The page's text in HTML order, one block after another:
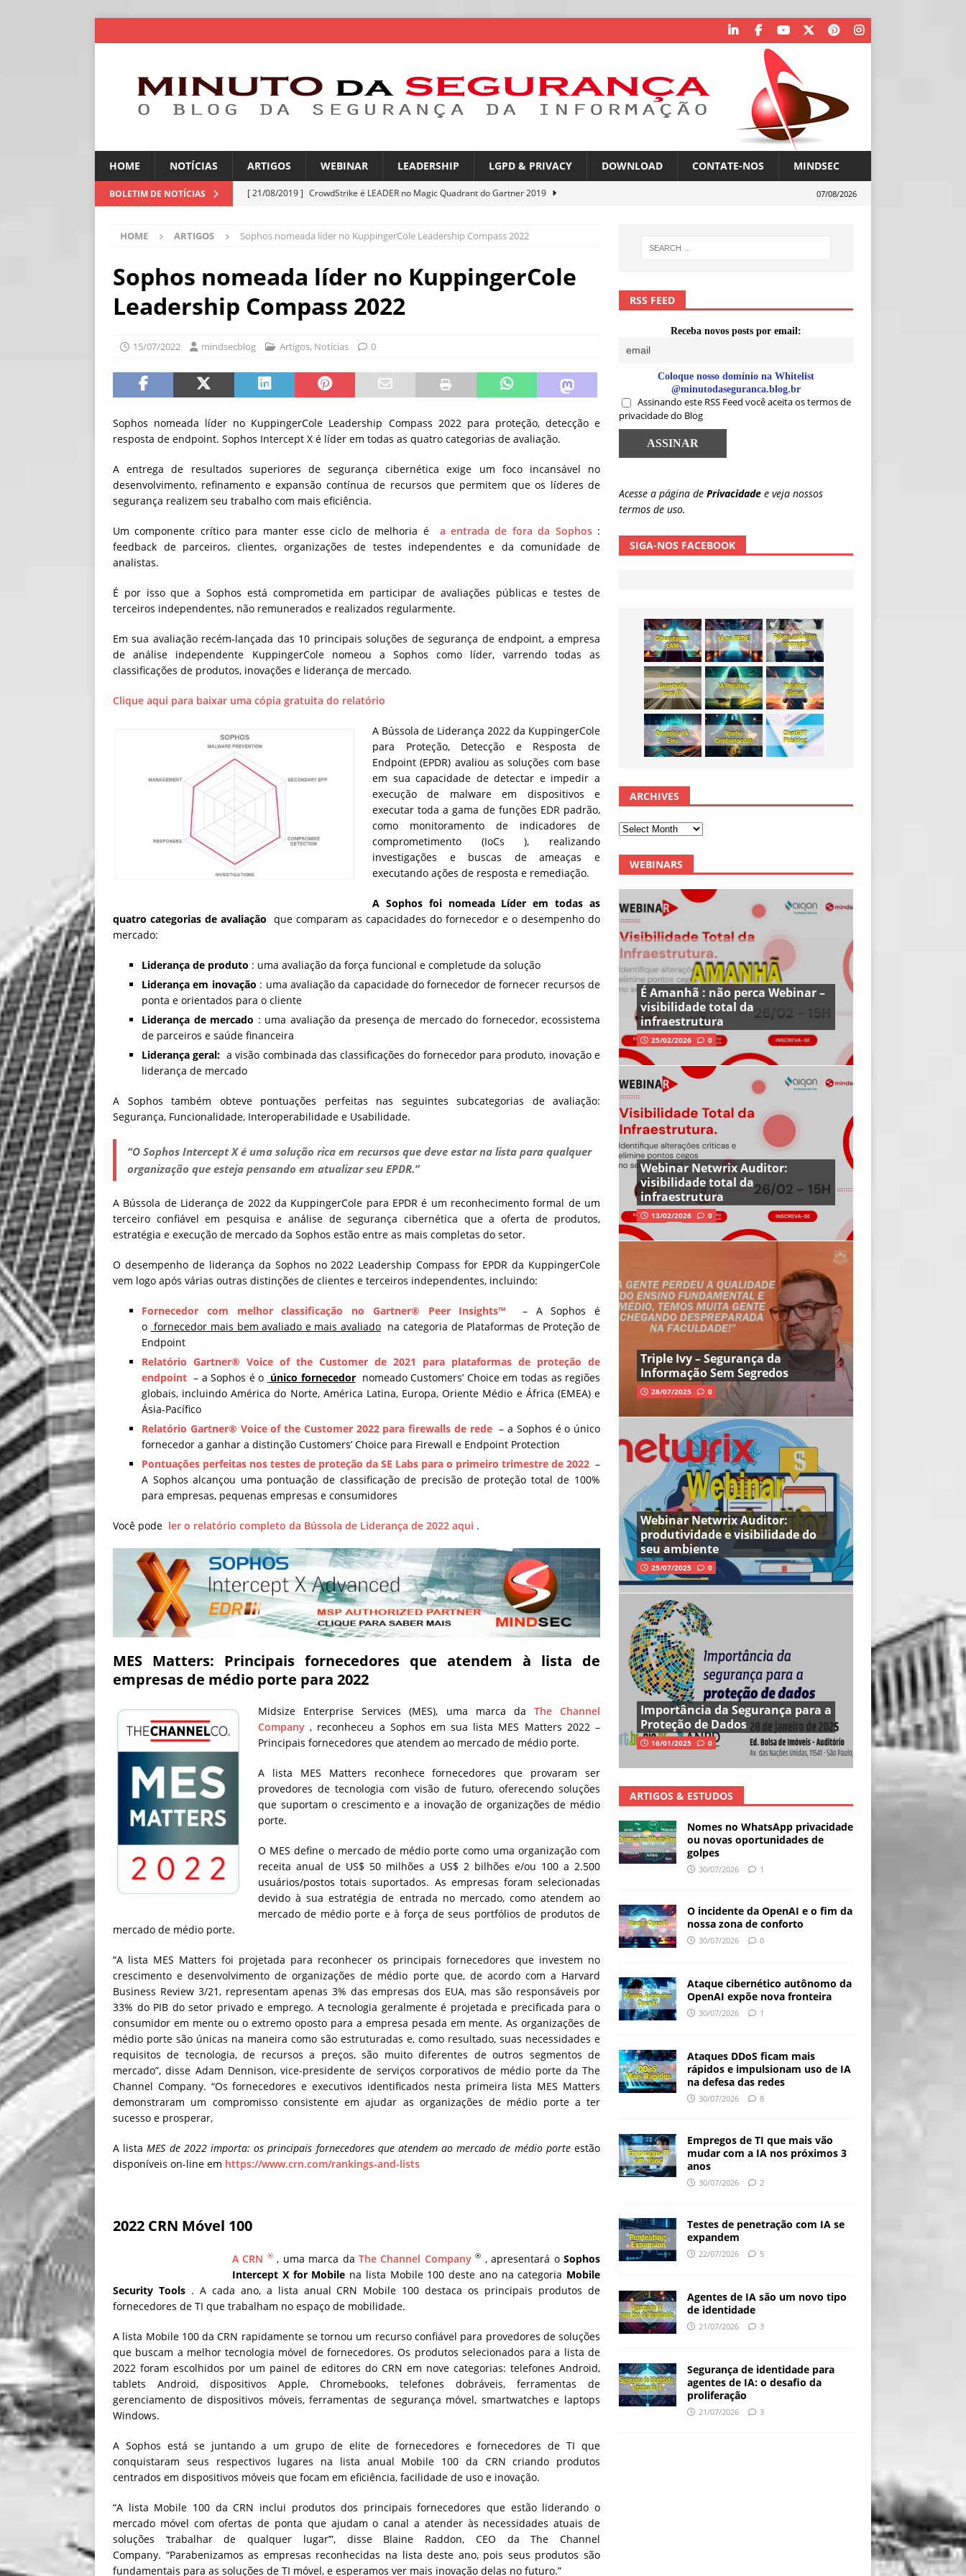
HOME NOTÍCIAS ARTIGOS WEBINAR LEADERSHIP LGPD & PRIVACY DOWNLOAD CONTATE-NOS MINDSEC
BOLETIM DE NOTÍCIAS [ 21/08/2019 ] CrowdStrike é LEADER no Magic Quadrant do Gartner 2019
[ 06/08/2026 ] América Latina é a segunda região mais exposta a ciberameaças
industriais
NOTÍCIAS
IA amplia desafio de segurança e governança nas redes corporativas
NOTÍCIAS
[ 06/08/2026 ]
[ 06/08/2026 ]
Sem guardrails, a autonomia da IA se torna um risco
NOTÍCIAS
07/08/2026
HOME ARTIGOS Sophos nomeada líder no KuppingerCole Leadership Compass 2022
Sophos nomeada líder no KuppingerCole
Leadership Compass 2022
15/07/2022 mindsecblog Artigos, Notícias 0
Sophos nomeada líder no KuppingerCole Leadership Compass 2022 para proteção, detecção e
resposta de endpoint. Sophos Intercept X é líder em todas as quatro categorias de avaliação.
A entrega de resultados superiores de segurança cibernética exige um foco incansável no
desenvolvimento, refinamento e expansão contínua de recursos que permitem que os líderes de
segurança realizem seu trabalho com mais eficiência.
Um componente crítico para manter esse ciclo de melhoria é a entrada de fora da Sophos:
feedback de parceiros, clientes, organizações de testes independentes e da comunidade de
analistas.
É por isso que a Sophos está comprometida em participar de avaliações públicas e testes de
terceiros independentes, não remunerados e realizados regularmente.
Em sua avaliação recém-lançada das 10 principais soluções de segurança de endpoint, a empresa
de análise independente KuppingerCole nomeou a Sophos como líder, varrendo todas as
classificações de produtos, inovações e liderança de mercado.
Clique aqui para baixar uma cópia gratuita do relatório
A Bússola de Liderança 2022 da KuppingerCole
para Proteção, Detecção e Resposta de
Endpoint (EPDR) avaliou as soluções com base
em sua capacidade de detectar e impedir a
execução de malware em dispositivos e
executar toda a gama de funções EDR padrão,
como monitoramento de indicadores de
comprometimento (IoCs ), realizando
investigações e buscas de ameaças e
executando ações de resposta e remediação.
A Sophos foi nomeada Líder em todas as
quatro categorias de avaliação que comparam as capacidades do fornecedor e o desempenho do
mercado:
Liderança de produto : uma avaliação da força funcional e completude da solução
Liderança em inovação : uma avaliação da capacidade do fornecedor de fornecer recursos de
ponta e orientados para o cliente
Liderança de mercado : uma avaliação da presença de mercado do fornecedor, ecossistema
de parceiros e saúde financeira
Liderança geral: a visão combinada das classificações do fornecedor para produto, inovação e
liderança de mercado
A Sophos também obteve pontuações perfeitas nas seguintes subcategorias de avaliação:
Segurança, Funcionalidade, Interoperabilidade e Usabilidade.
“O Sophos Intercept X é uma solução rica em recursos que deve estar na lista para qualquer
organização que esteja pensando em atualizar seu EPDR.”
A Bússola de Liderança de 2022 da KuppingerCole para EPDR é um reconhecimento formal de um
terceiro confiável em pesquisa e análise de segurança cibernética que a oferta de produtos,
estratégia e execução de mercado da Sophos estão entre as mais completas do setor.
O desempenho de liderança da Sophos no 2022 Leadership Compass for EPDR da KuppingerCole
vem logo após várias outras distinções de clientes e terceiros independentes, incluindo:
Fornecedor com melhor classificação no Gartner® Peer Insights™ – A Sophos é
o fornecedor mais bem avaliado e mais avaliado na categoria de Plataformas de Proteção de
Endpoint
Relatório Gartner® Voice of the Customer de 2021 para plataformas de proteção de
endpoint – a Sophos é o único fornecedornomeado Customers’ Choice em todas as regiões
globais, incluindo América do Norte, América Latina, Europa, Oriente Médio e África (EMEA) e
Ásia-Pacífico
Relatório Gartner® Voice of the Customer 2022 para firewalls de rede– a Sophos é o único
fornecedor a ganhar a distinção Customers’ Choice para Firewall e Endpoint Protection
Pontuações perfeitas nos testes de proteção da SE Labs para o primeiro trimestre de 2022 –
A Sophos alcançou uma pontuação de classificação de precisão de proteção total de 100%
para empresas, pequenas empresas e consumidores
Você pode ler o relatório completo da Bússola de Liderança de 2022 aqui .
MES Matters: Principais fornecedores que atendem à lista de
empresas de médio porte para 2022
Midsize Enterprise Services (MES), uma marca da The Channel
Company , reconheceu a Sophos em sua lista MES Matters 2022 –
Principais fornecedores que atendem ao mercado de médio porte.
A lista MES Matters reconhece fornecedores que provaram ser
provedores de tecnologia com visão de futuro, oferecendo soluções
que suportam o crescimento e a inovação de organizações de médio
porte.
O MES define o mercado de médio porte como uma organização com
receita anual de US$ 50 milhões a US$ 2 bilhões e/ou 100 a 2.500
usuários/postos totais suportados. As empresas foram selecionadas
devido à sua estratégia de entrada no mercado, como atendem ao
mercado de médio porte e à força de seus portfólios de produtos de
mercado de médio porte.
“A lista MES Matters foi projetada para reconhecer os principais fornecedores que investem no
crescimento e desenvolvimento de organizações de médio porte que, de acordo com a Harvard
Business Review 3/21, representam apenas 3% das empresas dos EUA, mas são responsáveis ​​por
33% do PIB do setor privado e emprego. A tecnologia geralmente é projetada e precificada para o
consumidor em mente ou o extremo oposto para a empresa pesada em mente. As organizações de
médio porte são únicas na maneira como são estruturadas e, como resultado, suas necessidades e
requisitos de tecnologia, de recursos a preços, são muito diferentes de outros segmentos de
mercado”, disse Adam Dennison, vice-presidente de serviços corporativos de médio porte da The
Channel Company. “Os fornecedores e executivos identificados nesta primeira lista MES Matters
demonstraram um compromisso consistente em ajudar as organizações de médio porte a ter
sucesso e prosperar,
A listaMES de 2022 importa: os principais fornecedores que atendem ao mercado de médio porteestão
disponíveis on-line em https://www.crn.com/rankings-and-lists
2022 CRN Móvel 100
A CRN ®, uma marca daThe Channel Company® , apresentará oSophos
Intercept X for Mobile na lista Mobile 100 deste ano na categoria Mobile
Security Tools. A cada ano, a lista anual CRN Mobile 100 destaca os principais produtos de
fornecedores de TI que trabalham no espaço de mobilidade.
A lista Mobile 100 da CRN rapidamente se tornou um recurso confiável para provedores de soluções
que buscam a melhor tecnologia móvel de fornecedores.Os produtos selecionados para a lista de
2022 foram escolhidos por um painel de editores do CRN em nove categorias: telefones Android,
tablets Android, dispositivos Apple, Chromebooks, telefones dobráveis, ferramentas de
gerenciamento de dispositivos móveis, ferramentas de segurança móvel, smartwatches e laptops
Windows.
A Sophos está se juntando a um grupo de elite de fornecedores e fornecedores de TI que
conquistaram seus respectivos lugares na lista anual Mobile 100 da CRN criando produtos
centrados em dispositivos móveis que focam em eficiência, facilidade de uso e inovação.
“A lista Mobile 100 da CRN inclui produtos dos principais fornecedores que estão liderando o
mercado móvel com ofertas de ponta que ajudam o canal a atender às necessidades atuais de
soluções ‘trabalhar de qualquer lugar’”, disse Blaine Raddon, CEO da The Channel
Company. “Parabenizamos as empresas reconhecidas na lista deste ano, pois seus produtos são
fundamentais para as soluções de TI móvel, e esperamos ver mais inovação delas no futuro.”
RSS FEED
Receba novos posts por email:
Coloque nosso domínio na Whitelist
@minutodaseguranca.blog.br
Assinando este RSS Feed você aceita os termos de
privacidade do Blog
Acesse a página de Privacidade e veja nossos
termos de uso.
SIGA-NOS FACEBOOK
ARCHIVES
WEBINARS
É Amanhã : não perca Webinar –
visibilidade total da
infraestrutura
25/02/2026 0
Webinar Netwrix Auditor:
visibilidade total da
infraestrutura
13/02/2026 0
Triple Ivy – Segurança da
Informação Sem Segredos
28/07/2025 0
Webinar Netwrix Auditor:
produtividade e visibilidade do
seu ambiente
25/07/2025 0
Importância da Segurança para a
Proteção de Dados
16/01/2025 0
ARTIGOS & ESTUDOS
Nomes no WhatsApp privacidade
ou novas oportunidades de
golpes
30/07/2026 1
O incidente da OpenAI e o fim da
nossa zona de conforto
30/07/2026 0
Ataque cibernético autônomo da
OpenAI expõe nova fronteira
30/07/2026 1
Ataques DDoS ficam mais
rápidos e impulsionam uso de IA
na defesa das redes
30/07/2026 8
Empregos de TI que mais vão
mudar com a IA nos próximos 3
anos
30/07/2026 2
Testes de penetração com IA se
expandem
22/07/2026 5
Agentes de IA são um novo tipo
de identidade
21/07/2026 3
Segurança de identidade para
agentes de IA: o desafio da
proliferação
21/07/2026 3